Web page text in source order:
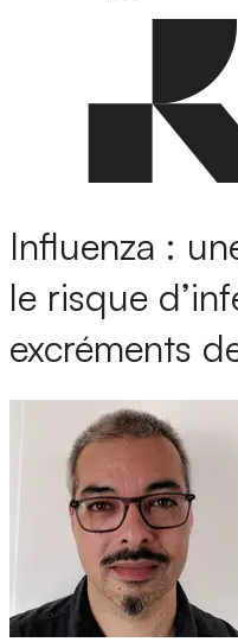
Influenza :
le risque
excréments